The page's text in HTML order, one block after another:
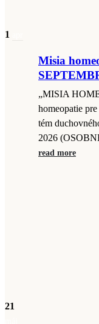
1
Misia
„MISIA
homeopatie
tém
2026
read more
21